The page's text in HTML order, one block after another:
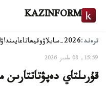
KAZINFORM
ترەند:2026-سايلاۋ وقيعاتاعايىنداۋ
15:59, 08 مامىر 2026
قۇرىلتاي دەپۋتاتتارىن